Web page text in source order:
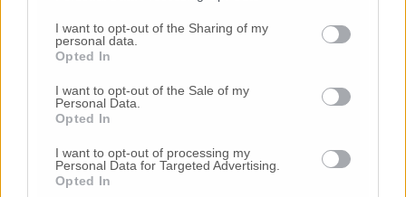
I want to opt-out of the Sharing of my
personal data.
Opted In
I want to opt-out of the Sale of my
Personal Data.
Opted In
I want to opt-out of processing my
Personal Data for Targeted Advertising.
Opted In
19:00, con aperture pomeridiane nelle prime
domeniche del mese e, a luglio, escursioni
ogni giovedì lungo l’anello del Conero con
visita serale alla chiesa.
Estate a Portonovo: la navetta 94 attiva fino a